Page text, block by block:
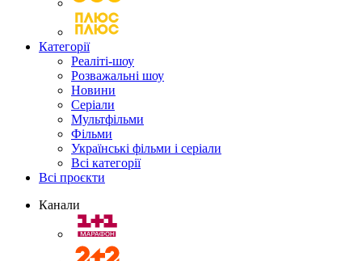
Категорії
Реаліті-шоу
Розважальні шоу
Новини
Серіали
Мультфільми
Фільми
Українські фільми і серіали
Всі категорії
Всі проєкти
Канали